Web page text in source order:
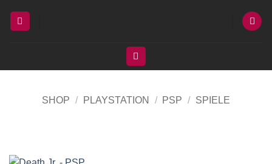
Inhalt
SHOP / PLAYSTATION / PSP / SPIELE